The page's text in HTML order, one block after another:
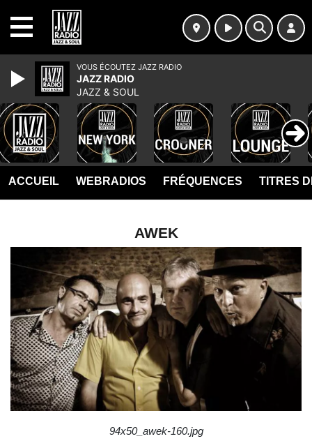
ACCUEIL WEBRADIOS FRÉQUENCES TITRES
AWEK
94x50_awek-160.jpg
VOUS ÉCOUTEZ JAZZ RADIO
JAZZ RADIO
JAZZ & SOUL